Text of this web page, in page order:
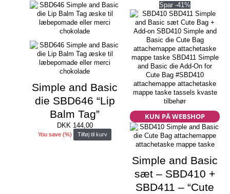
Simple and Basic
die SBD646 “Lip
Balm Tag”
DKK144,00
You save(%) Tilføj til kurv
Spar -41%
KUN PÅ WEBSHOP
Simple and Basic
sæt – SBD410 +
SBD411 – “Cute